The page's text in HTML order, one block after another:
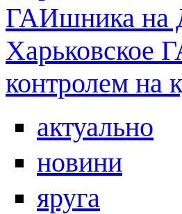
ГАИшника на
Харьковское
контролем
актуально
новини
яруга